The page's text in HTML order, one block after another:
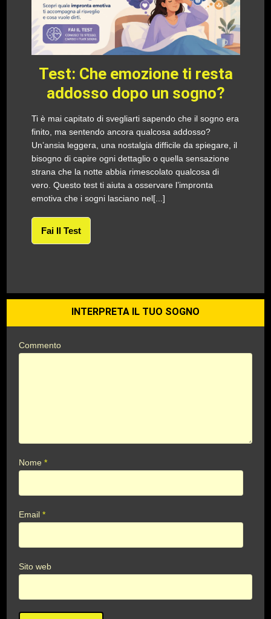
Test: Che emozione ti resta
addosso dopo un sogno?
Ti è mai capitato di svegliarti sapendo che il sogno era
finito, ma sentendo ancora qualcosa addosso?
Un’ansia leggera, una nostalgia difficile da spiegare, il
bisogno di capire ogni dettaglio o quella sensazione
strana che la notte abbia rimescolato qualcosa di
vero. Questo test ti aiuta a osservare l’impronta
emotiva che i sogni lasciano nel[...]
Fai Il Test
INTERPRETA IL TUO SOGNO
Commento
Nome*
Email*
Sito web